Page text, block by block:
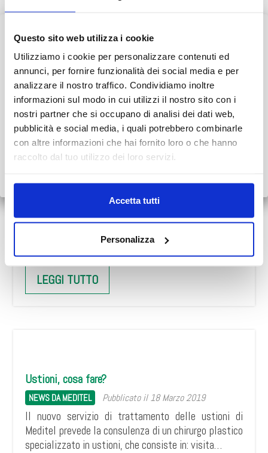
Questo sito web utilizza i cookie
Utilizziamo i cookie per personalizzare contenuti ed
annunci, per fornire funzionalità dei social media e per
analizzare il nostro traffico. Condividiamo inoltre
informazioni sul modo in cui utilizzi il nostro sito con i
nostri partner che si occupano di analisi dei dati web,
pubblicità e social media, i quali potrebbero combinarle
con altre informazioni che hai fornito loro o che hanno
raccolto dal tuo utilizzo dei loro servizi.
Accetta tutti
Personalizza
La cefalea (mal di testa) è un disturbo molto
ma spesso, invece, è così…
LEGGI TUTTO
L’Area Cardiovascolare di Meditel acquisisce delle
nuove apparecchiature per monitorare ancora meglio
la salute del cuore. Sono entrati in funzione i nuovi
LEGGI TUTTO
Ustioni, cosa fare?
NEWS DA MEDITEL Pubblicato il 18 Marzo 2019
Il nuovo servizio di trattamento delle ustioni di
Meditel prevede la consulenza di un chirurgo plastico
specializzato in ustioni, che consiste in: visita…
AVVISO AI PAZIENTI
Durante il mese di agosto alcuni Centri potrebbero osservare
orari ridotti o periodi di chiusura.
👉 Vi invitiamo a consultare ilcalendario completo con le
variazioni di agosto.
Grazie.